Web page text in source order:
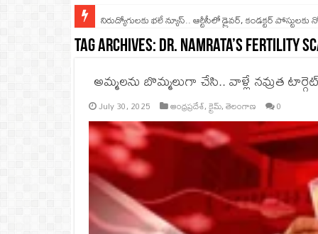
నిరుద్యోగులకు భలే న్యూస్.. ఆర్టీసీలో డ్రైవర్, కండక్టర్‌
Tag Archives: Dr. Namrata’s Fertility
అమ్మలను బొమ్మలుగా చేసి.. వాళ్లే నమ్రత
July 30, 2025 ఆంధ్రప్రదేశ్,క్రైమ్,తెలంగాణ 0